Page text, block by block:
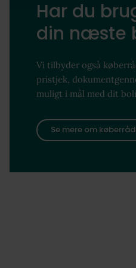
Har du
din næste
Vi tilbyder også
pristjek,
muligt i mål med dit
Se mere om